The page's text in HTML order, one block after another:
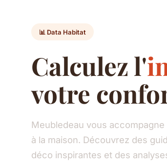
📊 Data Habitat
Calculez l'
votre
Meubledeau vous
à la maison. Découvrez des
déco inspirantes et des